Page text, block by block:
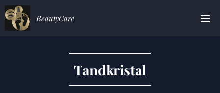
BeautyCare
Tandkristal